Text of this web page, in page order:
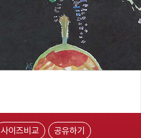
사이즈비교 공유하기